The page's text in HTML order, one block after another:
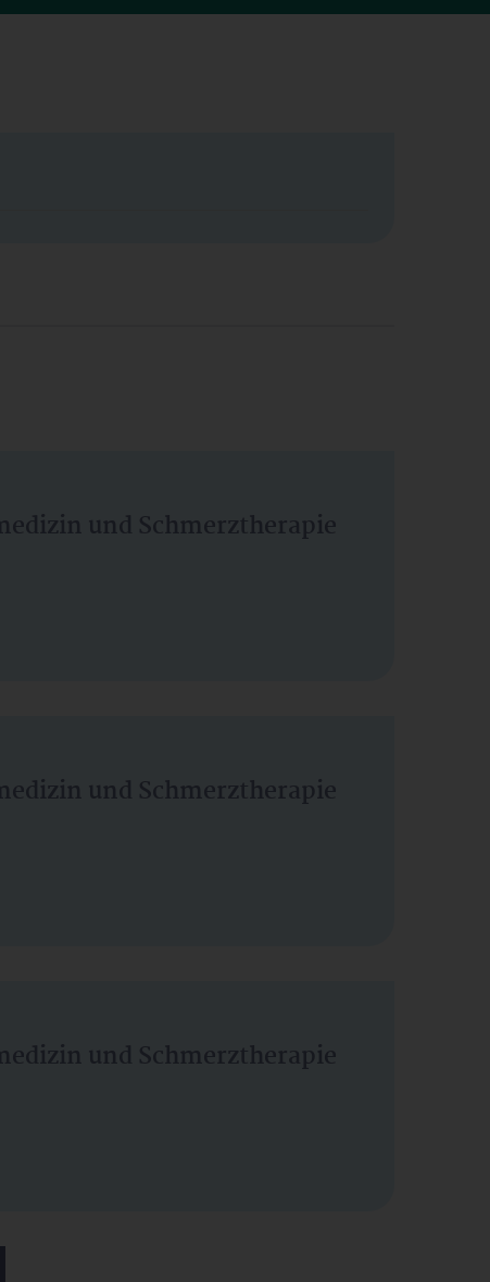
und Schmerztherapie
und Schmerztherapie
und Schmerztherapie